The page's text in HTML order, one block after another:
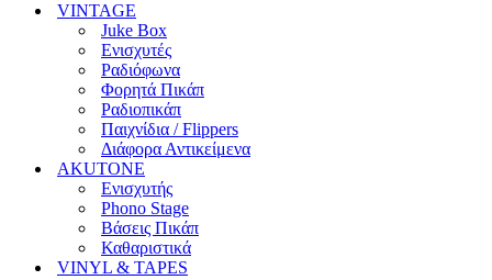
VINTAGE
Juke Box
Ενισχυτές
Ραδιόφωνα
Φορητά Πικάπ
Ραδιοπικάπ
Παιχνίδια / Flippers
Διάφορα Αντικείμενα
AKUTONE
Ενισχυτής
Phono Stage
Βάσεις Πικάπ
Καθαριστικά
VINYL & TAPES